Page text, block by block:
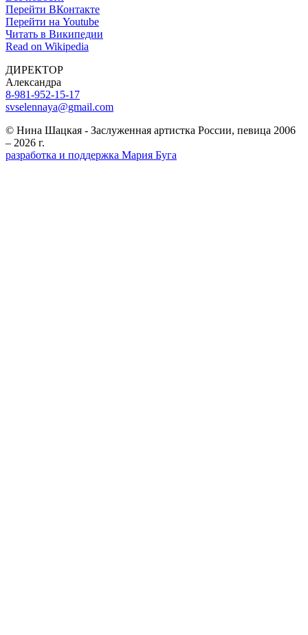
Перейти ВКонтакте
Перейти на Youtube
Читать в Википедии
Read on Wikipedia
ДИРЕКТОР
Александра
8-981-952-15-17
svselennaya@gmail.com
© Нина Шацкая - Заслуженная артистка России, певица 2006
– 2026 г.
разработка и поддержка Мария Буга